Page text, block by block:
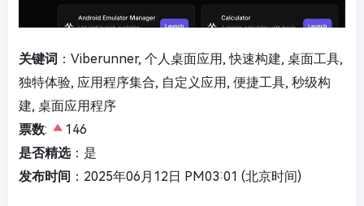
关键词 ：Viberunner, 个人桌面应用, 快速构建, 桌面工具,
独特体验, 应用程序集合, 自定义应用, 便捷工具, 秒级构
建, 桌面应用程序
票数:
146
是否精选：是
发布时间 ：2025年06月12日 PM03:01 (北京时间)